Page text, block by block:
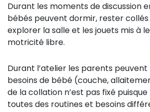
Durant les moments de discussion
bébés peuvent dormir, rester
explorer la salle et les jouets mis à
motricité libre.
Durant l’atelier les parents
besoins de bébé (couche,
de la collation n’est pas fixé puisque
toutes des routines et besoins